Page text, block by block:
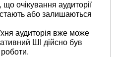
очікування аудиторії
або залишаються
аудиторія вже може
ШІ дійсно був
роботи.